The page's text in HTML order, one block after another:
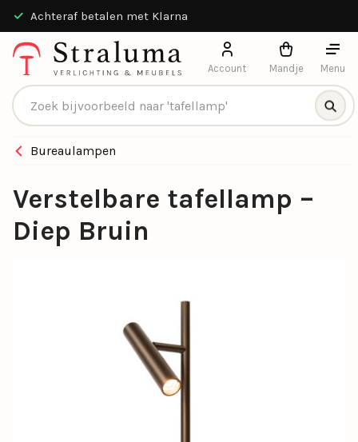
30 dagen bedenktijd
Producten zoeken
Account Mandje Menu
Bureaulampen
Verstelbare tafellamp –
Diep Bruin